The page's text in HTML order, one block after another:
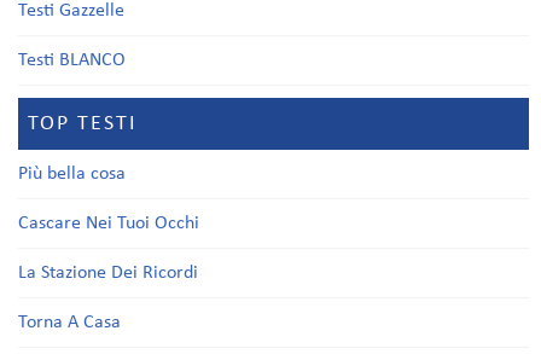
Testi Gazzelle
Testi BLANCO
TOP TESTI
Più bella cosa
Cascare Nei Tuoi Occhi
La Stazione Dei Ricordi
Torna A Casa